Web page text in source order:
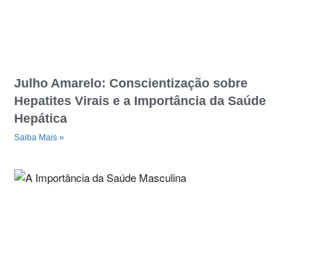
Julho Amarelo: Conscientização sobre
Hepatites Virais e a Importância da Saúde
Hepática
Saiba Mais »